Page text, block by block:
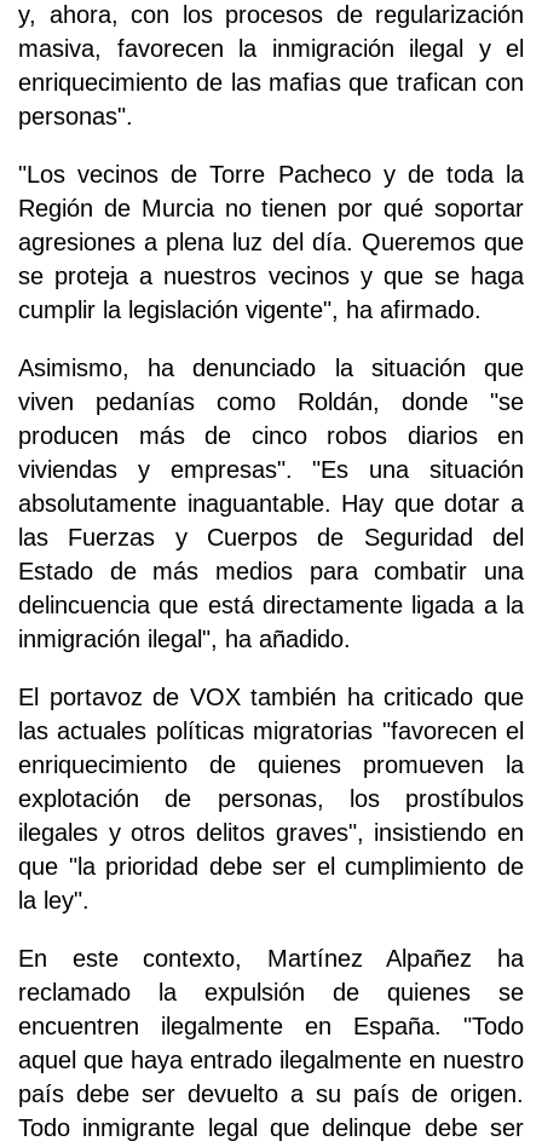
y, ahora, con los procesos de regularización
masiva, favorecen la inmigración ilegal y el
enriquecimiento de las mafias que trafican con
personas".
"Los vecinos de Torre Pacheco y de toda la
Región de Murcia no tienen por qué soportar
agresiones a plena luz del día. Queremos que
se proteja a nuestros vecinos y que se haga
cumplir la legislación vigente", ha afirmado.
Asimismo, ha denunciado la situación que
viven pedanías como Roldán, donde "se
producen más de cinco robos diarios en
viviendas y empresas". "Es una situación
absolutamente inaguantable. Hay que dotar a
las Fuerzas y Cuerpos de Seguridad del
Estado de más medios para combatir una
delincuencia que está directamente ligada a la
inmigración ilegal", ha añadido.
El portavoz de VOX también ha criticado que
las actuales políticas migratorias "favorecen el
enriquecimiento de quienes promueven la
explotación de personas, los prostíbulos
ilegales y otros delitos graves", insistiendo en
que "la prioridad debe ser el cumplimiento de
la ley".
En este contexto, Martínez Alpañez ha
reclamado la expulsión de quienes se
encuentren ilegalmente en España. "Todo
aquel que haya entrado ilegalmente en nuestro
país debe ser devuelto a su país de origen.
Todo inmigrante legal que delinque debe ser